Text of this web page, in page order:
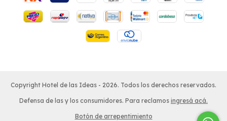
Copyright Hotel de las Ideas - 2026. Todos los derechos reservados.
Defensa de las y los consumidores. Para reclamos ingresá acá.
Botón de arrepentimiento